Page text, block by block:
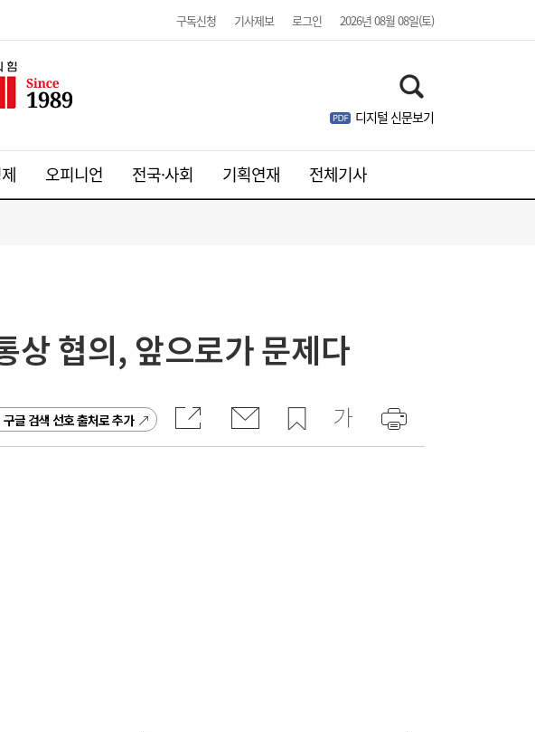
구독신청 기사제보 로그인 2026년 08월 08일(토)
디지털 신문보기
오피니언 전국·사회 기획연재 전체기사
상 협의, 앞으로가 문제다
구글 검색 선호 출처로 추가
08:00
[주말N게임] 24주년 맞은 장수게임 ‘라그나
로크 온라인’